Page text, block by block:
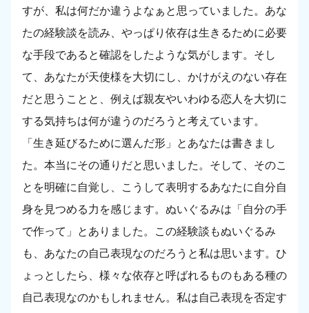
すが、私は何だか違うよなぁと思っていました。あな
たの経験談を読み、やっぱり依存は生きるために必要
な手段であると確認をしたような気がします。そし
て、あなたが天使様を大切にし、かけがえのない存在
だと思うことと、例えば親友やいわゆる恋人を大切に
する気持ちは何が違うのだろうと考えています。
「生き延びるために選んだ形」とあなたは書きまし
た。本当にその通りだと思いました。そして、そのこ
とを明確に自覚し、こうして表明するあなたに自分自
身を見つめる力を感じます。ぬいぐるみは「自分の手
で作って」とありました。この経験談もぬいぐるみ
も、あなたの自己表現なのだろうと私は思います。ひ
ょっとしたら、様々な依存と呼ばれるものもある種の
自己表現なのかもしれません。私は自己表現を否定す